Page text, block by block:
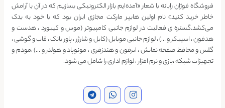
فروشگاه فوژان رایانه با شعار «آمده‌ایم بازار الکترونیکی بسازیم که در آن با آرامش
خاطر خرید کنید» نام اولین هایپر مارکت مجازی ایران بود که با خود به یدک
می‌کشد.گستره ی فعالیت در لوازم جانبی کامپیوتر (موس و کیبورد ، هدست و
هدفون ، اسپیکر و …) ، لوازم جانبی موبایل (کابل و شارژر ، پاور بانک ، قاب و گوشی ،
گلس و محافظ صفحه نمایش ، ایرفون و هندزفری ، مونوپاد و هولدر و …) ،مودم و
تجهیزات شبکه ،بازی و نرم افزار ، لوازم اداری را شامل می شود.